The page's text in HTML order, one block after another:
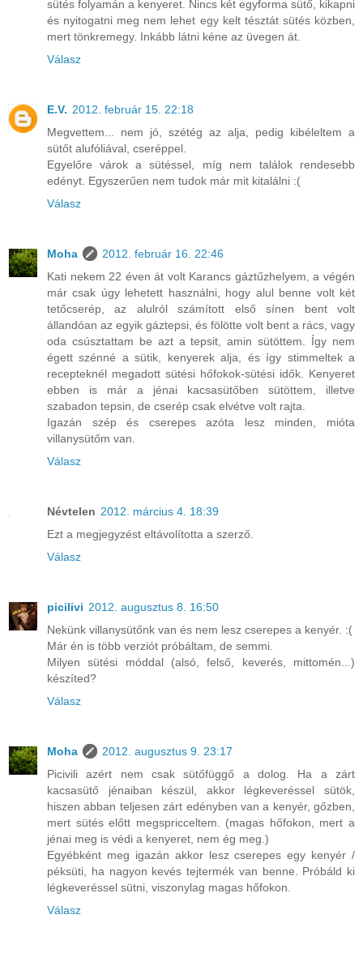
sütés folyamán a kenyeret. Nincs két egyforma sütő, kikapni
és nyitogatni meg nem lehet egy kelt tésztát sütés közben,
mert tönkremegy. Inkább látni kéne az üvegen át.
Válasz
E.V. 2012. február 15. 22:18
Megvettem... nem jó, szétég az alja, pedig kibéleltem a
sütőt alufóliával, cseréppel.
Egyelőre várok a sütéssel, míg nem találok rendesebb
edényt. Egyszerűen nem tudok már mit kitalálni :(
Válasz
Moha
2012. február 16. 22:46
Kati nekem 22 éven át volt Karancs gáztűzhelyem, a végén
már csak úgy lehetett használni, hogy alul benne volt két
tetőcserép, az alulról számított első sínen bent volt
állandóan az egyik gáztepsi, és fölötte volt bent a rács, vagy
oda csúsztattam be azt a tepsit, amin sütöttem. Így nem
égett szénné a sütik, kenyerek alja, és így stimmeltek a
recepteknél megadott sütési hőfokok-sütési idők. Kenyeret
ebben is már a jénai kacsasütőben sütöttem, illetve
szabadon tepsin, de cserép csak elvétve volt rajta.
Igazán szép és cserepes azóta lesz minden, mióta
villanysütőm van.
Válasz
Névtelen 2012. március 4. 18:39
Ezt a megjegyzést eltávolította a szerző.
Válasz
picilivi 2012. augusztus 8. 16:50
Nekünk villanysütőnk van és nem lesz cserepes a kenyér. :(
Már én is több verziót próbáltam, de semmi.
Milyen sütési móddal (alsó, felső, keverés, mittomén...)
készíted?
Válasz
Moha
2012. augusztus 9. 23:17
Picivili azért nem csak sütőfüggő a dolog. Ha a zárt
kacsasütő jénaiban készül, akkor légkeveréssel sütök,
hiszen abban teljesen zárt edényben van a kenyér, gőzben,
mert sütés előtt megspricceltem. (magas hőfokon, mert a
jénai meg is védi a kenyeret, nem ég meg.)
Egyébként meg igazán akkor lesz cserepes egy kenyér /
péksüti, ha nagyon kevés tejtermék van benne. Próbáld ki
légkeveréssel sütni, viszonylag magas hőfokon.
Válasz